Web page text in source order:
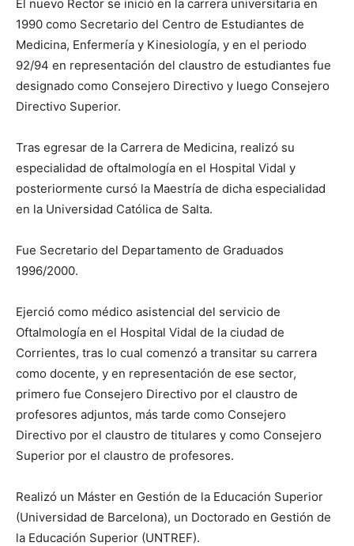
El nuevo Rector se inició en la carrera universitaria en
1990 como Secretario del Centro de Estudiantes de
Medicina, Enfermería y Kinesiología, y en el periodo
92/94 en representación del claustro de estudiantes fue
designado como Consejero Directivo y luego Consejero
Directivo Superior.
Tras egresar de la Carrera de Medicina, realizó su
especialidad de oftalmología en el Hospital Vidal y
posteriormente cursó la Maestría de dicha especialidad
en la Universidad Católica de Salta.
Fue Secretario del Departamento de Graduados
1996/2000.
Ejerció como médico asistencial del servicio de
Oftalmología en el Hospital Vidal de la ciudad de
Corrientes, tras lo cual comenzó a transitar su carrera
como docente, y en representación de ese sector,
primero fue Consejero Directivo por el claustro de
profesores adjuntos, más tarde como Consejero
Directivo por el claustro de titulares y como Consejero
Superior por el claustro de profesores.
Realizó un Máster en Gestión de la Educación Superior
(Universidad de Barcelona), un Doctorado en Gestión de
la Educación Superior (UNTREF).